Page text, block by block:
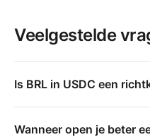
Veelgestelde
Is BRL in USDC een
Wanneer open je beter